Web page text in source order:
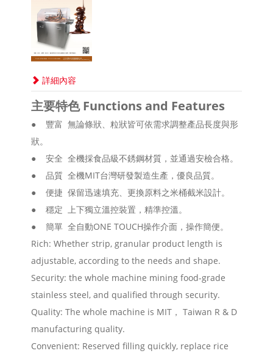
詳細內容
主要特色 Functions and Features
● 豐富 無論條狀、粒狀皆可依需求調整產品長度與形
狀。
● 安全 全機採食品級不銹鋼材質，並通過安檢合格。
● 品質 全機MIT台灣研發製造生產，優良品質。
● 便捷 保留迅速填充、更換原料之米桶截米設計。
● 穩定 上下獨立溫控裝置，精準控溫。
● 簡單 全自動ONE TOUCH操作介面，操作簡便。
Rich: Whether strip, granular product length is
adjustable, according to the needs and shape.
Security: the whole machine mining food-grade
stainless steel, and qualified through security.
Quality: The whole machine is MIT， Taiwan R & D
manufacturing quality.
Convenient: Reserved filling quickly, replace rice